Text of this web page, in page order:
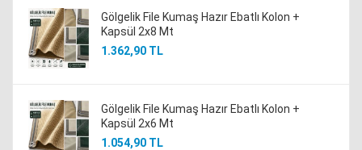
Gölgelik File Kumaş Hazır Ebatlı Kolon +
Kapsül 2x8 Mt
1.362,90 TL
Gölgelik File Kumaş Hazır Ebatlı Kolon +
Kapsül 2x6 Mt
1.054,90 TL